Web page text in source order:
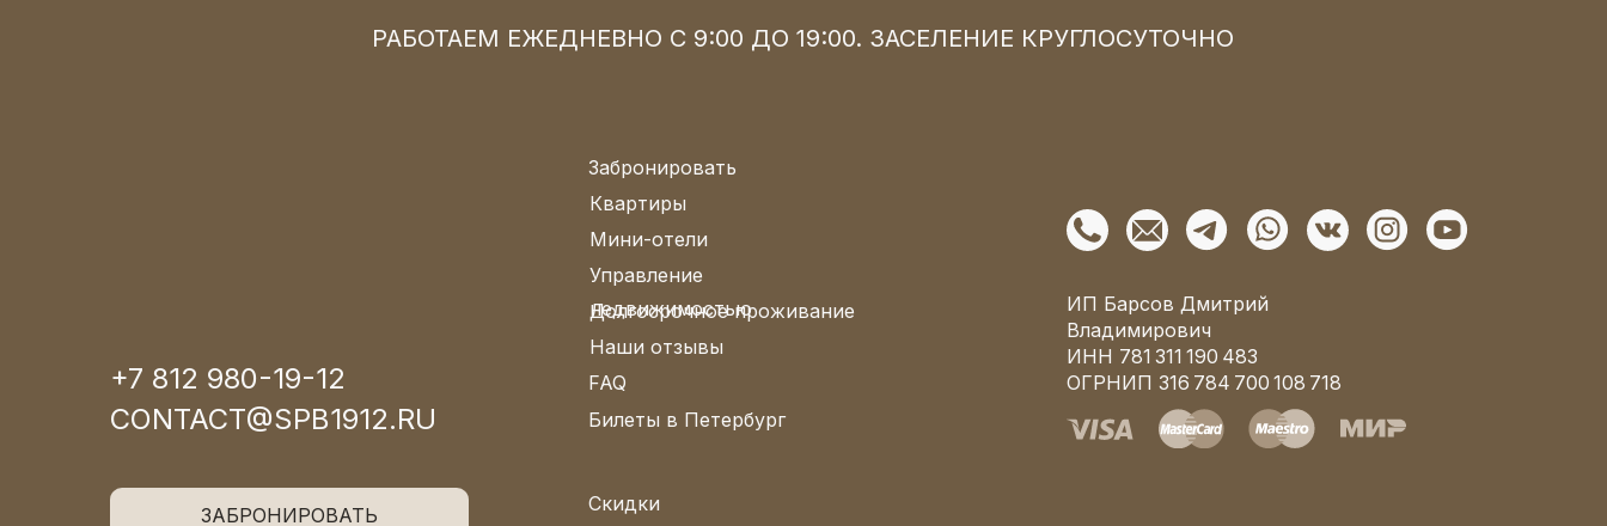
CONTACT@SPB1912.RU
+7 812 980-19-12
FAQ
Билеты в Петербург
Наши отзывы
Долгосрочное проживание
Управление
недвижимостью
Мини-отели
Квартиры
Забронировать
Скидки
ЗАБРОНИРОВАТЬ
РАБОТАЕМ ЕЖЕДНЕВНО С 9:00 ДО 19:00. ЗАСЕЛЕНИЕ КРУГЛОСУТОЧНО
ИП Барсов Дмитрий
Владимирович
ИНН 781 311 190 483
ОГРНИП 316 784 700 108 718